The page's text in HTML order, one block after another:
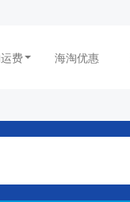
费 海淘优惠